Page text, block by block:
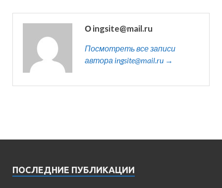
О ingsite@mail.ru
Посмотреть все записи
автора ingsite@mail.ru →
ПОСЛЕДНИЕ ПУБЛИКАЦИИ